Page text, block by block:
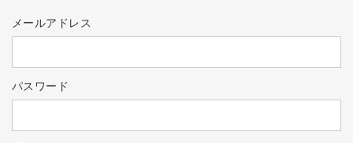
メールアドレス
パスワード